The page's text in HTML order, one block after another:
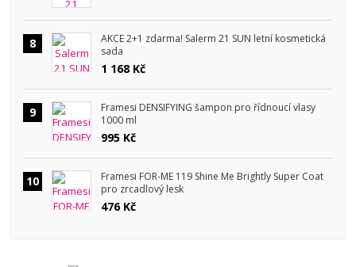
8
AKCE 2+1 zdarma! Salerm 21 SUN letní kosmetická
sada
1 168 Kč
9
Framesi DENSIFYING šampon pro řídnoucí vlasy
1000 ml
995 Kč
10
Framesi FOR-ME 119 Shine Me Brightly Super Coat
pro zrcadlový lesk
476 Kč